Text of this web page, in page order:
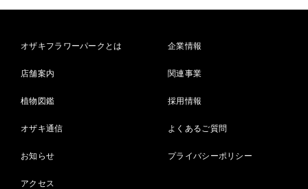
オザキフラワーパークとは
店舗案内
植物図鑑
オザキ通信
お知らせ
アクセス
企業情報
関連事業
採用情報
よくあるご質問
プライバシーポリシー